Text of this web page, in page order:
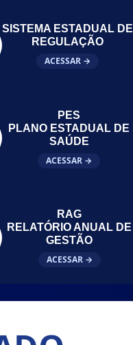
SISTEMA ESTADUAL DE
REGULAÇÃO
ACESSAR →
PES
PLANO ESTADUAL DE
SAÚDE
ACESSAR →
RAG
RELATÓRIO ANUAL DE
GESTÃO
ACESSAR →